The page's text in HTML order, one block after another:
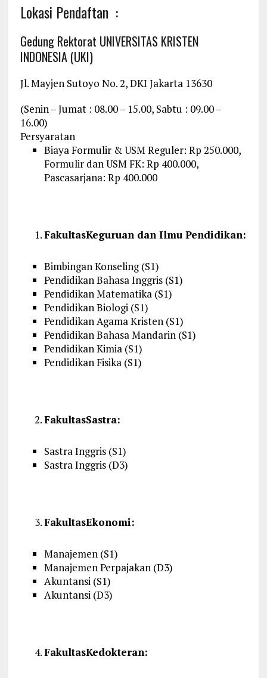
Lokasi Pendaftan :
Gedung Rektorat UNIVERSITAS KRISTEN
INDONESIA (UKI)
Jl. Mayjen Sutoyo No. 2, DKI Jakarta 13630
(Senin – Jumat : 08.00 – 15.00, Sabtu : 09.00 –
16.00)
Persyaratan
Biaya Formulir & USM Reguler: Rp 250.000,
Formulir dan USM FK: Rp 400.000,
Pascasarjana: Rp 400.000
FakultasKeguruan dan Ilmu Pendidikan:
Bimbingan Konseling (S1)
Pendidikan Bahasa Inggris (S1)
Pendidikan Matematika (S1)
Pendidikan Biologi (S1)
Pendidikan Agama Kristen (S1)
Pendidikan Bahasa Mandarin (S1)
Pendidikan Kimia (S1)
Pendidikan Fisika (S1)
FakultasSastra:
Sastra Inggris (S1)
Sastra Inggris (D3)
FakultasEkonomi:
Manajemen (S1)
Manajemen Perpajakan (D3)
Akuntansi (S1)
Akuntansi (D3)
FakultasKedokteran: